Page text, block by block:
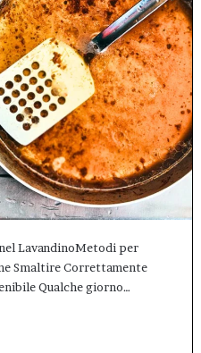
LavandinoMetodi per
Smaltire Correttamente
Qualche giorno…